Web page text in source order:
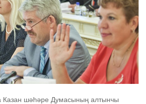
шәhәре Думасының алтынчы